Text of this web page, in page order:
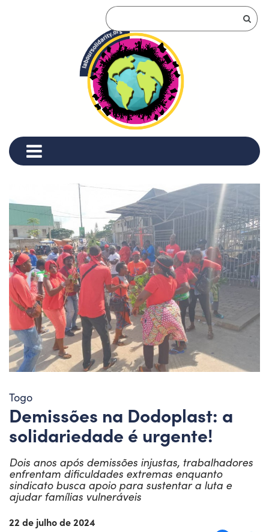
Togo
Demissões na Dodoplast: a
solidariedade é urgente!
Dois anos após demissões injustas, trabalhadores
enfrentam dificuldades extremas enquanto
sindicato busca apoio para sustentar a luta e
ajudar famílias vulneráveis
22 de julho de 2024